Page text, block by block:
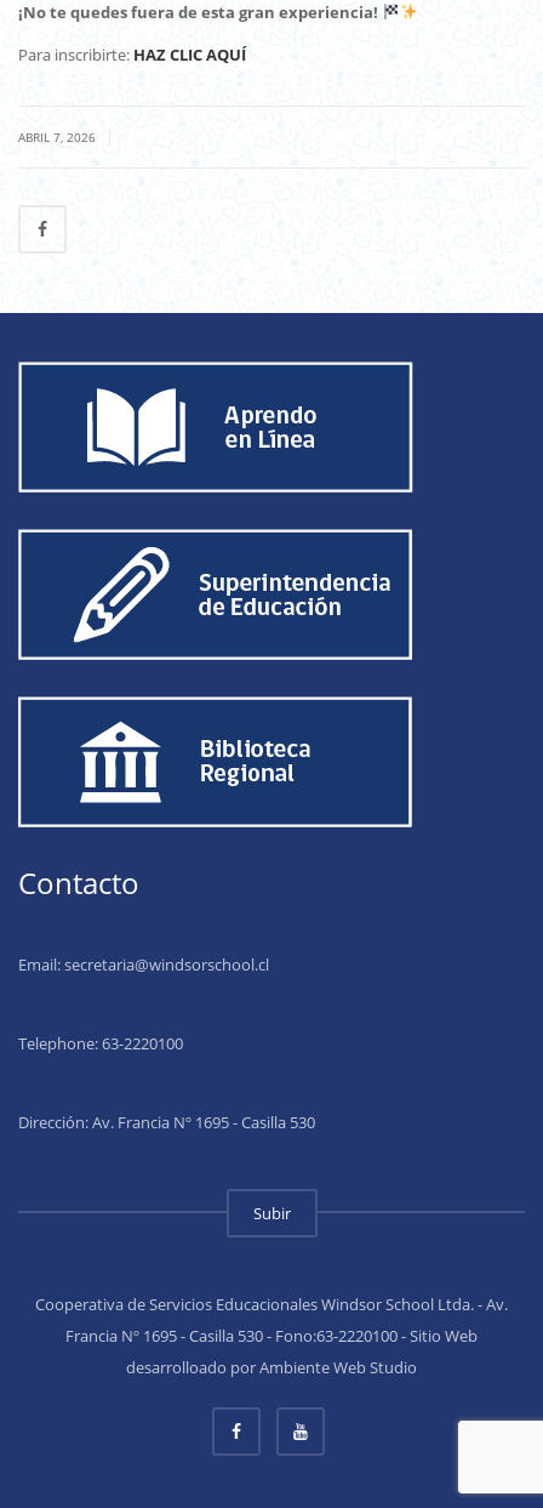
¡No te quedes fuera de esta gran experiencia!
Para inscribirte: HAZ CLIC AQUÍ
ABRIL 7, 2026
Contacto
Email:secretaria@windsorschool.cl
Telephone: 63-2220100
Dirección: Av. Francia Nº 1695 - Casilla 530
Subir
Cooperativa de Servicios Educacionales Windsor School Ltda. - Av.
Francia Nº 1695 - Casilla 530 - Fono:63-2220100 - Sitio Web
desarrolloado por Ambiente Web Studio